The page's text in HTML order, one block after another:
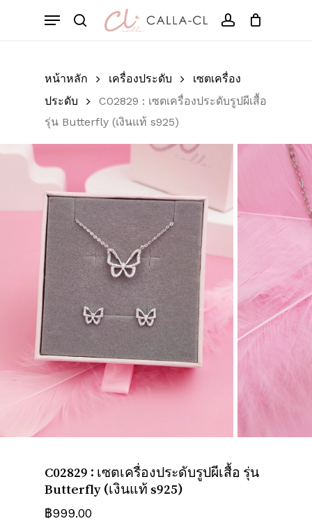
search account
Menu
Cart
หน้าหลัก เครื่องประดับ
เซตเครื่อง
ประดับ
C02829 : เซตเครื่องประดับรูปผีเสื้อ
รุ่น Butterfly (เงินแท้ s925)
C02829 : เซตเครื่องประดับรูปผีเสื้อ รุ่น
Butterfly (เงินแท้ s925)
฿999.00
มาเป็นคนแรกที่วิจารณ์
ประดับรูปผีเสื้อ รุ่น
Butterfly (เงินแท้
s925)”
อีเมลของคุณจะไม่แสดงให้คนอื่นเห็น
ช่องข้อมูลจำเป็นถูกทำเครื่องหมาย
การให้คะแนนของคุณ
บทวิจารณ์ของคุณ*
ชื่อ*
บันทึกชื่อ, อีเมล และชื่อเว็บไซต์ของฉัน